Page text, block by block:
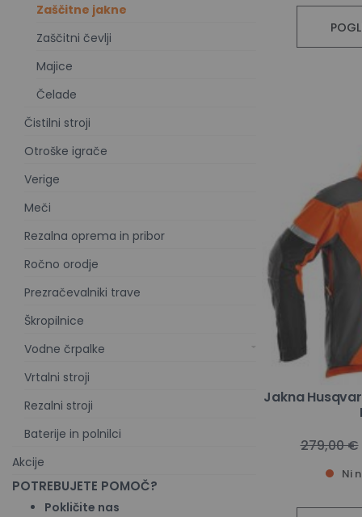
Jakna
279,00 €
Ni
Zaščitne jakne
Zaščitni čevlji
Majice
Čelade
Čistilni stroji
Otroške igrače
Verige
Meči
Rezalna oprema in pribor
Ročno orodje
Prezračevalniki trave
Škropilnice
Vodne črpalke
Vrtalni stroji
Rezalni stroji
Baterije in polnilci
Akcije
POTREBUJETE POMOČ?
Pokličite nas